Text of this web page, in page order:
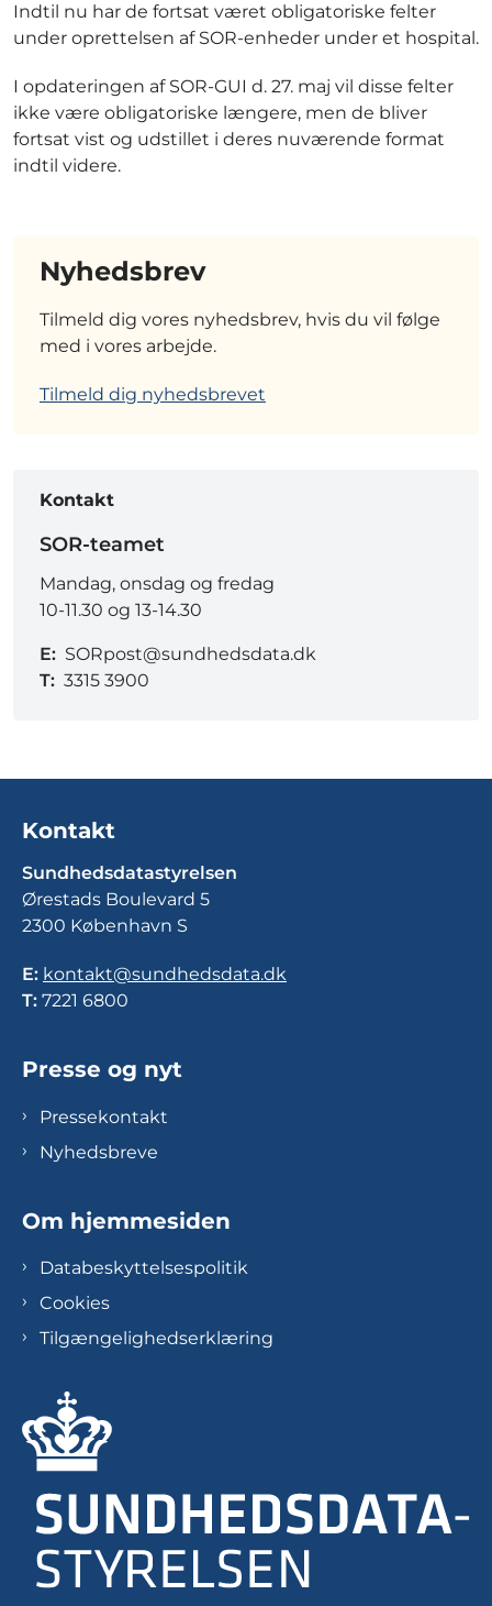
Indtil nu har de fortsat været obligatoriske felter
under oprettelsen af SOR-enheder under et hospital.
I opdateringen af SOR-GUI d. 27. maj vil disse felter
ikke være obligatoriske længere, men de bliver
fortsat vist og udstillet i deres nuværende format
indtil videre.
Nyhedsbrev
Tilmeld dig vores nyhedsbrev, hvis du vil følge
med i vores arbejde.
Tilmeld dig nyhedsbrevet
Kontakt
SOR-teamet
Mandag, onsdag og fredag
10-11.30 og 13-14.30
E: SORpost@sundhedsdata.dk
T: 3315 3900
Kontakt
Sundhedsdatastyrelsen
Ørestads Boulevard 5
2300 København S
E: kontakt@sundhedsdata.dk
T: 7221 6800
Presse og nyt
Pressekontakt
Nyhedsbreve
Om hjemmesiden
Databeskyttelsespolitik
Cookies
Tilgængelighedserklæring